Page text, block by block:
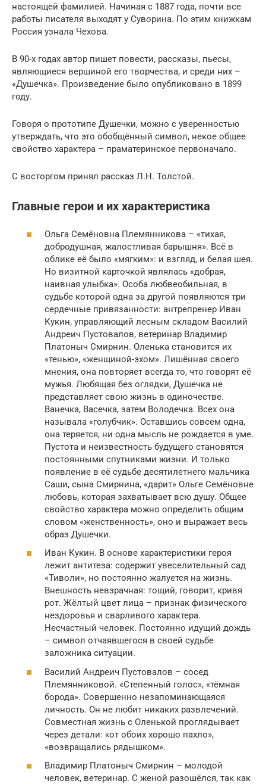
настоящей фамилией. Начиная с 1887 года, почти все
работы писателя выходят у Суворина. По этим книжкам
Россия узнала Чехова.
В 90-х годах автор пишет повести, рассказы, пьесы,
являющиеся вершиной его творчества, и среди них –
«Душечка». Произведение было опубликовано в 1899
году.
Говоря о прототипе Душечки, можно с уверенностью
утверждать, что это обобщённый символ, некое общее
свойство характера – праматеринское первоначало.
С восторгом принял рассказ Л.Н. Толстой.
Главные герои и их характеристика
Ольга Семёновна Племянникова – «тихая,
добродушная, жалостливая барышня». Всё в
облике её было «мягким»: и взгляд, и белая шея.
Но визитной карточкой являлась «добрая,
наивная улыбка». Особа любвеобильная, в
судьбе которой одна за другой появляются три
сердечные привязанности: антрепренер Иван
Кукин, управляющий лесным складом Василий
Андреич Пустовалов, ветеринар Владимир
Платоныч Смирнин. Оленька становится их
«тенью», «женщиной-эхом». Лишённая своего
мнения, она повторяет всегда то, что говорят её
мужья. Любящая без оглядки, Душечка не
представляет свою жизнь в одиночестве.
Ванечка, Васечка, затем Володечка. Всех она
называла «голубчик». Оставшись совсем одна,
она теряется, ни одна мысль не рождается в уме.
Пустота и неизвестность будущего становятся
постоянными спутниками жизни. И только
появление в её судьбе десятилетнего мальчика
Саши, сына Смирнина, «дарит» Ольге Семёновне
любовь, которая захватывает всю душу. Общее
свойство характера можно определить общим
словом «женственность», оно и выражает весь
образ Душечки.
Иван Кукин. В основе характеристики героя
лежит антитеза: содержит увеселительный сад
«Тиволи», но постоянно жалуется на жизнь.
Внешность невзрачная: тощий, говорит, кривя
рот. Жёлтый цвет лица – признак физического
нездоровья и сварливого характера.
Несчастный человек. Постоянно идущий дождь
– символ отчаявшегося в своей судьбе
заложника ситуации.
Василий Андреич Пустовалов – сосед
Племянниковой. «Степенный голос», «тёмная
борода». Совершенно незапоминающаяся
личность. Он не любит никаких развлечений.
Совместная жизнь с Оленькой проглядывает
через детали: «от обоих хорошо пахло»,
«возвращались рядышком».
Владимир Платоныч Смирнин – молодой
человек, ветеринар. С женой разошёлся, так как